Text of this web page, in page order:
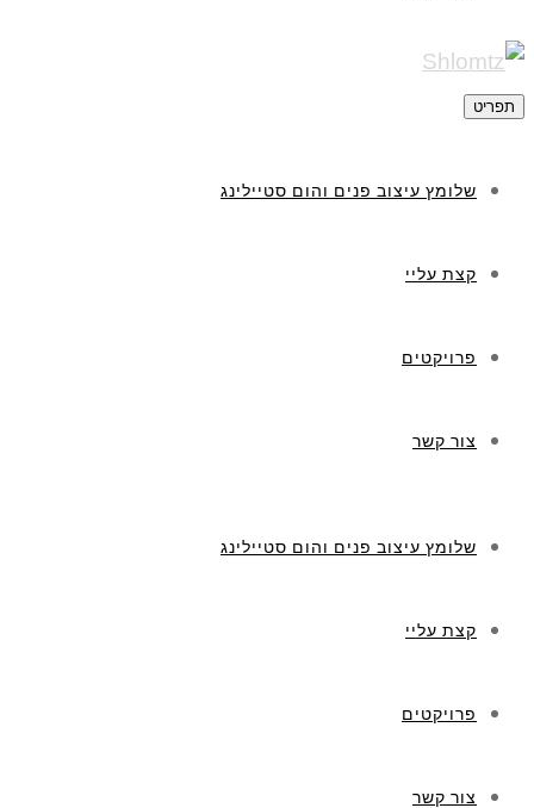
תפריט
שלומץ עיצוב פנים והום סטיילינג
קצת עליי
פרויקטים
צור קשר
שלומץ עיצוב פנים והום סטיילינג
קצת עליי
פרויקטים
צור קשר